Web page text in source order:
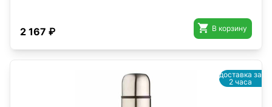
2 167 ₽  В корзину
доставка за
2 часа